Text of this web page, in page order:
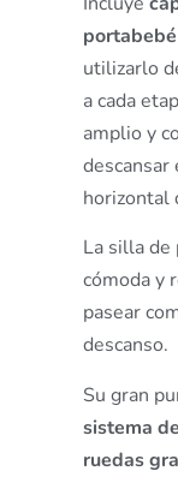
utilizarlo
a cada
amplio y
horizontal
La silla de
cómoda y
pasear
descanso.
Su gran
sistema
ruedas